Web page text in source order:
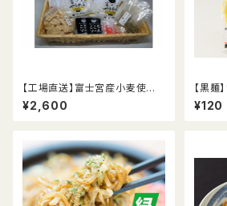
【工場直送】富士宮産小麦使用
富士宮やきそば【金麺】8食セット
¥2,600
【黒麺
ば
¥120